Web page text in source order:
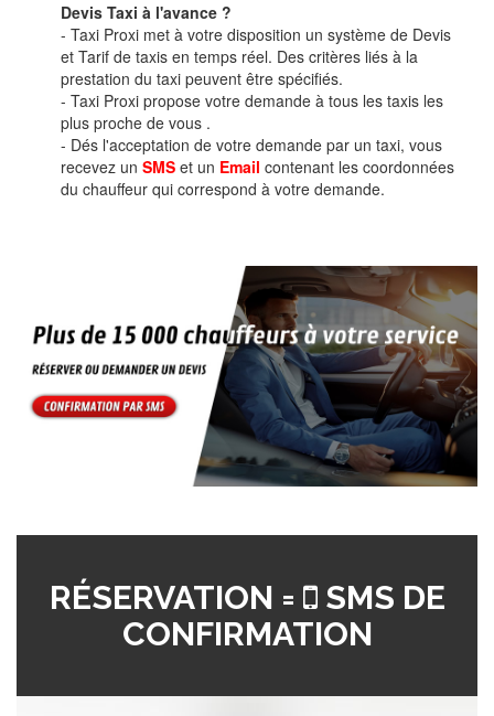
Devis Taxi à l'avance ?
- Taxi Proxi met à votre disposition un système de Devis
et Tarif de taxis en temps réel. Des critères liés à la
prestation du taxi peuvent être spécifiés.
- Taxi Proxi propose votre demande à tous les taxis les
plus proche de vous .
- Dés l'acceptation de votre demande par un taxi, vous
recevez un SMS et un Email contenant les coordonnées
du chauffeur qui correspond à votre demande.
RÉSERVATION =
SMS DE
CONFIRMATION